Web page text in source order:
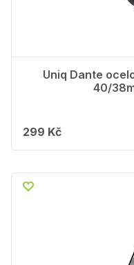
Uniq Dante
40/
299 Kč